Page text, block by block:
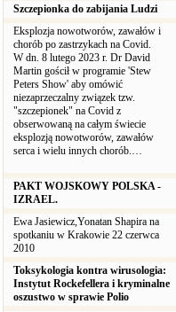
Szczepionka do zabijania Ludzi
Eksplozja nowotworów, zawałów i
chorób po zastrzykach na Covid.
W dn. 8 lutego 2023 r. Dr David
Martin gościł w programie 'Stew
Peters Show' aby omówić
niezaprzeczalny związek tzw.
"szczepionek" na Covid z
obserwowaną na całym świecie
eksplozją nowotworów, zawałów
serca i wielu innych chorób.…
PAKT WOJSKOWY POLSKA -
IZRAEL.
Ewa Jasiewicz,Yonatan Shapira na
spotkaniu w Krakowie 22 czerwca
2010
Toksykologia kontra wirusologia:
Instytut Rockefellera i kryminalne
oszustwo w sprawie Polio